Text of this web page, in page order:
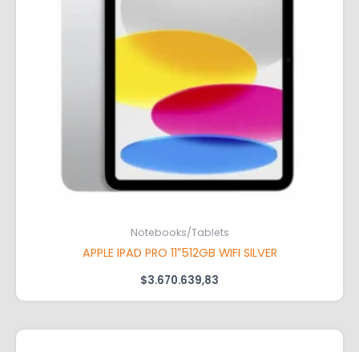
Notebooks/Tablets
APPLE IPAD PRO 11″512GB WIFI SILVER
$3.670.639,83